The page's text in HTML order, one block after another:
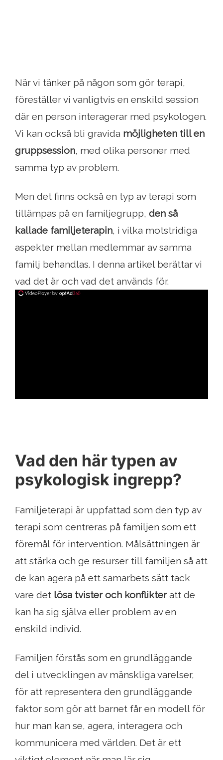
När vi tänker på någon som gör terapi,
föreställer vi vanligtvis en enskild session
där en person interagerar med psykologen.
Vi kan också bli gravida möjligheten till en
gruppsession, med olika personer med
samma typ av problem.
Men det finns också en typ av terapi som
tillämpas på en familjegrupp, den så
kallade familjeterapin, i vilka motstridiga
aspekter mellan medlemmar av samma
familj behandlas. I denna artikel berättar vi
vad det är och vad det används för.
Vad den här typen av
psykologisk ingrepp?
Familjeterapi är uppfattad som den typ av
terapi som centreras på familjen som ett
föremål för intervention. Målsättningen är
att stärka och ge resurser till familjen så att
de kan agera på ett samarbets sätt tack
vare det lösa tvister och konflikteratt de
kan ha sig själva eller problem av en
enskild individ.
Familjen förstås som en grundläggande
del i utvecklingen av mänskliga varelser,
för att representera den grundläggande
faktor som gör att barnet får en modell för
hur man kan se, agera, interagera och
kommunicera med världen. Det är ett